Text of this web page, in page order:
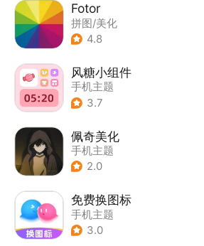
Fotor
拼图/美化
4.8
风糖小组件
手机主题
3.7
佩奇美化
手机主题
2.0
免费换图标
手机主题
3.0